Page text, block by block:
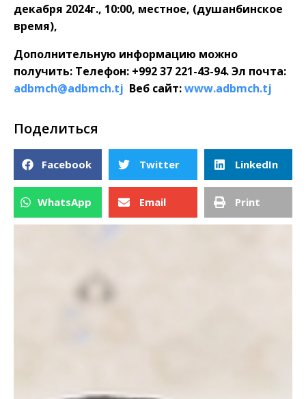
декабря 2024г., 10:00, местное, (душанбинское
время),
Дополнительную информацию можно
получить: Телефон: +992 37 221-43-94. Эл почта:
adbmch@adbmch.tj Веб сайт:www.adbmch.tj
Поделиться
Facebook Twitter LinkedIn
WhatsApp Email Print